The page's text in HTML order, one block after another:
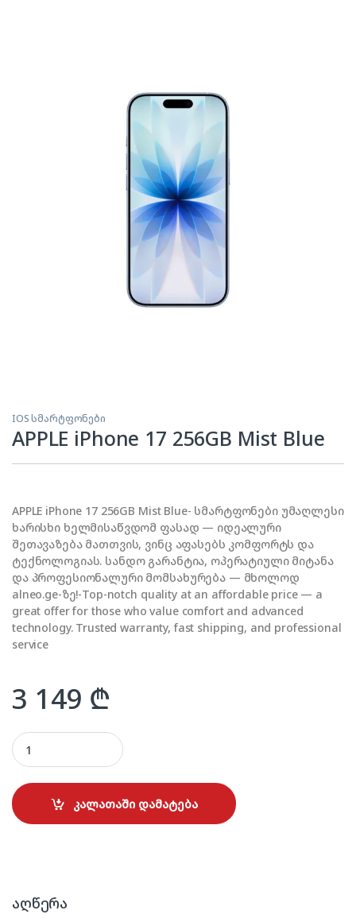
IOS სმარტფონები
APPLE iPhone 17 256GB Mist Blue
APPLE iPhone 17 256GB Mist Blue- სმარტფონები უმაღლესი
ხარისხი ხელმისაწვდომ ფასად — იდეალური
შეთავაზება მათთვის, ვინც აფასებს კომფორტს და
ტექნოლოგიას. სანდო გარანტია, ოპერატიული მიტანა
და პროფესიონალური მომსახურება — მხოლოდ
alneo.ge-ზე!-Top-notch quality at an affordable price — a
great offer for those who value comfort and advanced
technology. Trusted warranty, fast shipping, and professional
service
3 149 ₾
APPLE iPhone 17 256GB Mist Blue quantity
კალათაში დამატება
აღწერა